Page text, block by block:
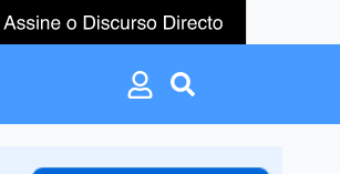
Search
Search
for: